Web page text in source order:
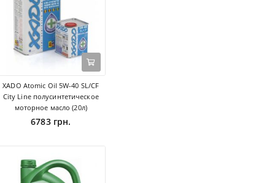
XADO Atomic Oil 5W-40 SL/CF
City Line полусинтетическое
моторное масло (20л)
6783 грн.